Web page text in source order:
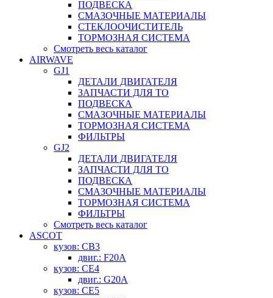
ПОДВЕСКА
СМАЗОЧНЫЕ МАТЕРИАЛЫ
СТЕКЛООЧИСТИТЕЛЬ
ТОРМОЗНАЯ СИСТЕМА
Смотреть весь каталог
AIRWAVE
GJ1
ДЕТАЛИ ДВИГАТЕЛЯ
ЗАПЧАСТИ ДЛЯ ТО
ПОДВЕСКА
СМАЗОЧНЫЕ МАТЕРИАЛЫ
ТОРМОЗНАЯ СИСТЕМА
ФИЛЬТРЫ
GJ2
ДЕТАЛИ ДВИГАТЕЛЯ
ЗАПЧАСТИ ДЛЯ ТО
ПОДВЕСКА
СМАЗОЧНЫЕ МАТЕРИАЛЫ
ТОРМОЗНАЯ СИСТЕМА
ФИЛЬТРЫ
Смотреть весь каталог
ASCOT
кузов: CB3
двиг.: F20A
кузов: CE4
двиг.: G20A
кузов: CE5